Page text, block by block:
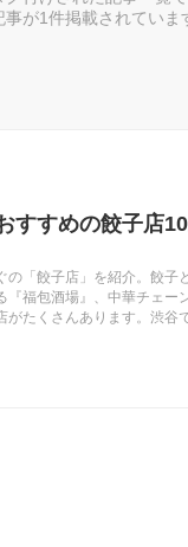
が1件掲載されていま
すすめの餃子店
の「餃子店」を紹介。餃
『福包酒場』、中華チェ
がたくさんあります。渋谷